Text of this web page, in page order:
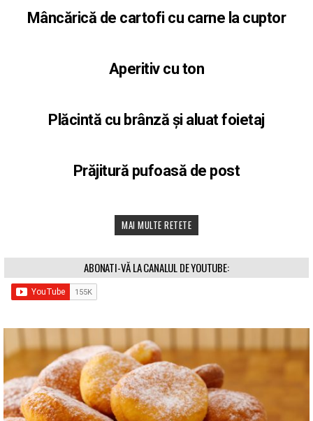
Mâncărică de cartofi cu carne la cuptor
Aperitiv cu ton
Plăcintă cu brânză și aluat foietaj
Prăjitură pufoasă de post
MAI MULTE RETETE
ABONATI-VĂ LA CANALUL DE YOUTUBE: